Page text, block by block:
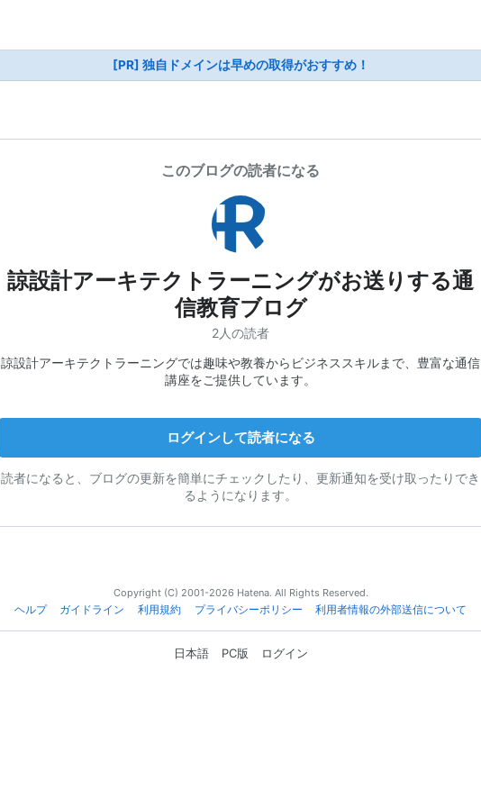
[PR] 独自ドメインは早めの取得がおすすめ！
このブログの読者になる
諒設計アーキテクトラーニングがお送りする通
信教育ブログ
2人の読者
諒設計アーキテクトラーニングでは趣味や教養からビジネススキルまで、豊富な通信
講座をご提供しています。
ログインして読者になる
読者になると、ブログの更新を簡単にチェックしたり、更新通知を受け取ったりでき
るようになります。
Copyright (C) 2001-2026 Hatena. All Rights Reserved.
ヘルプ
ガイドライン 利用規約 プライバシーポリシー 利用者情報の外部送信について
日本語 PC版 ログイン